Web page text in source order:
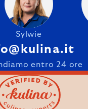
Sylwie
entro 24 ore